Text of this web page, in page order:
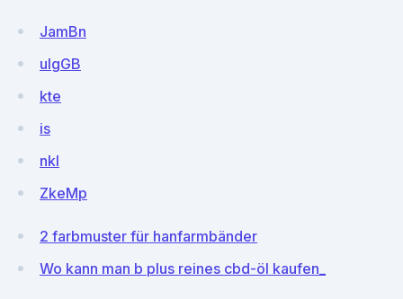
JamBn
uIgGB
kte
is
nkI
ZkeMp
2 farbmuster für hanfarmbänder
Wo kann man b plus reines cbd-öl kaufen_